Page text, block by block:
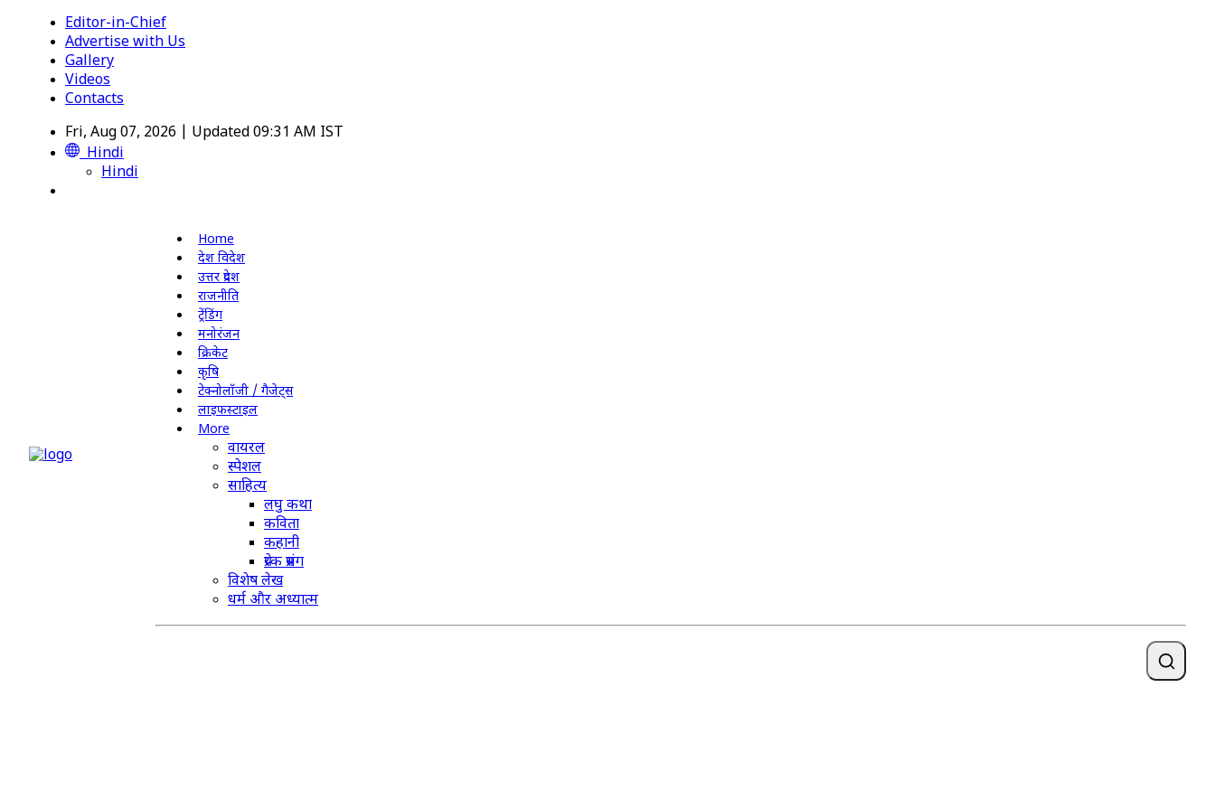
Editor-in-Chief
Advertise with Us
Gallery
Videos
Contacts
Fri, Aug 07, 2026 | Updated 09:31 AM IST
Hindi
Hindi
Home
देश विदेश
उत्तर प्रदेश
राजनीति
ट्रेंडिंग
मनोरंजन
क्रिकेट
कृषि
टेक्नोलॉजी / गैजेट्स
लाइफस्टाइल
More
वायरल
स्पेशल
साहित्य
लघु कथा
कविता
कहानी
प्रेरक प्रसंग
विशेष लेख
धर्म और अध्यात्म